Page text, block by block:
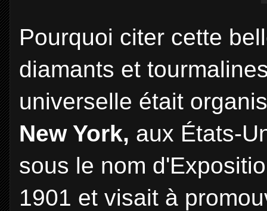
Pourquoi citer cette
diamants et
universelle était
New York, aux États-
sous le nom
1901 et visait à